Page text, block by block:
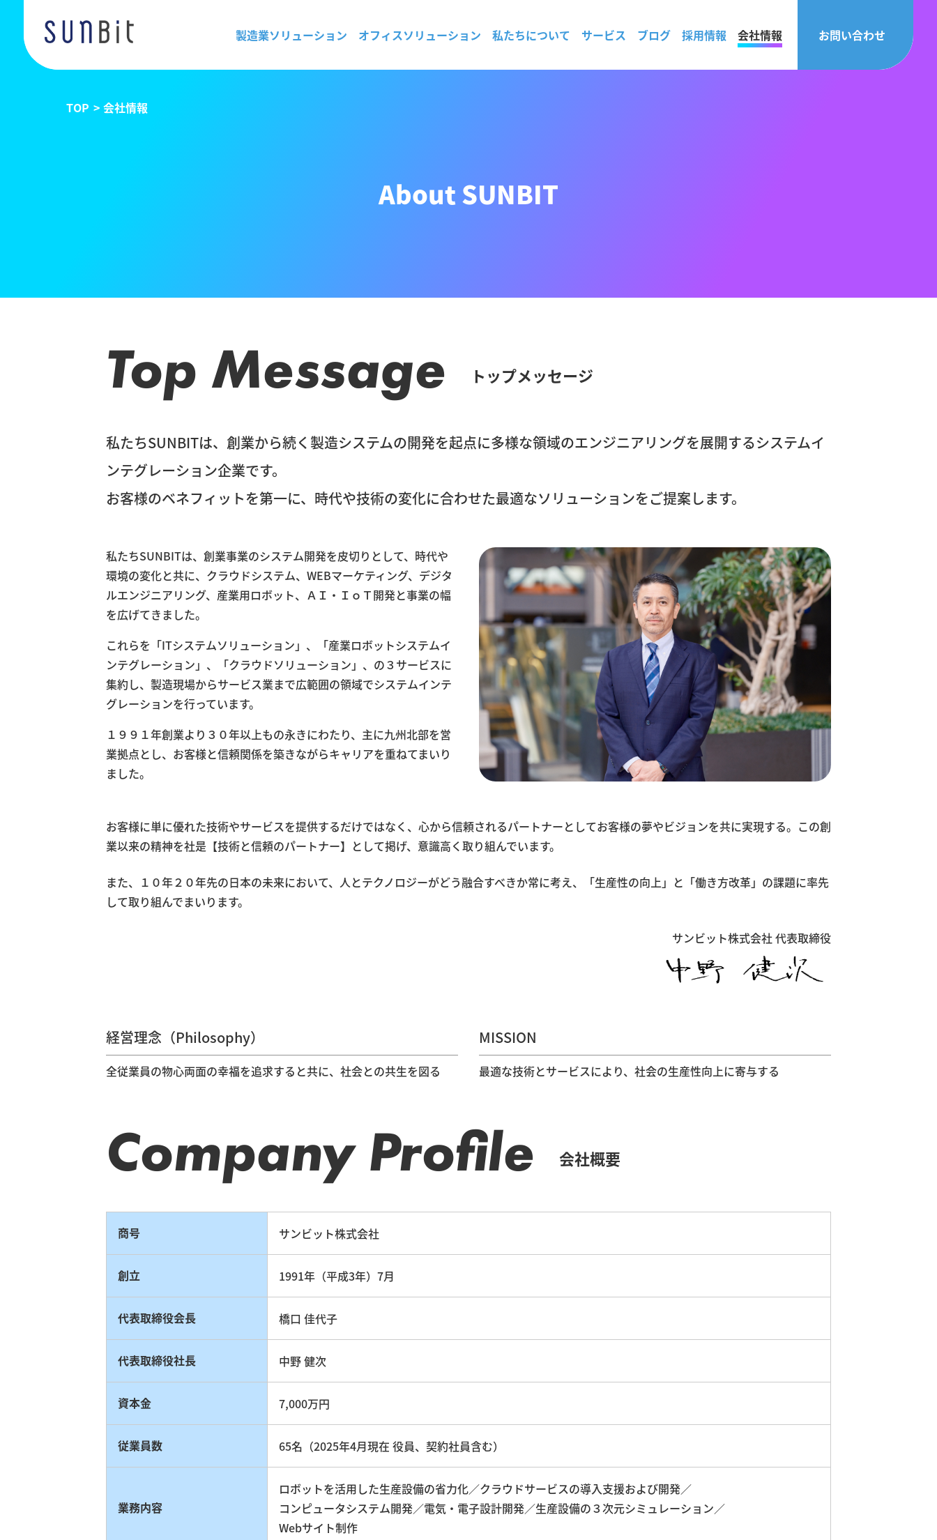
製造業ソリューション オフィスソリューション 私たちについて サービス ブログ 採用情報 会社情報 お問い合わせ
About SUNBIT
Top Message トップメッセージ
私たちSUNBITは、創業から続く製造システムの開発を起点に多様な領域のエンジニアリングを展開するシステムイ
ンテグレーション企業です。
お客様のベネフィットを第一に、時代や技術の変化に合わせた最適なソリューションをご提案します。
私たちSUNBITは、創業事業のシステム開発を皮切りとして、時代や
環境の変化と共に、クラウドシステム、WEBマーケティング、デジタ
ルエンジニアリング、産業用ロボット、ＡＩ・ＩｏＴ開発と事業の幅
を広げてきました。
これらを「ITシステムソリューション」、「産業ロボットシステムイ
ンテグレーション」、「クラウドソリューション」、の３サービスに
集約し、製造現場からサービス業まで広範囲の領域でシステムインテ
グレーションを行っています。
１９９１年創業より３０年以上もの永きにわたり、主に九州北部を営
業拠点とし、お客様と信頼関係を築きながらキャリアを重ねてまいり
ました。
お客様に単に優れた技術やサービスを提供するだけではなく、心から信頼されるパートナーとしてお客様の夢やビジョンを共に実現する。この創
業以来の精神を社是【技術と信頼のパートナー】として掲げ、意識高く取り組んでいます。
また、１０年２０年先の日本の未来において、人とテクノロジーがどう融合すべきか常に考え、「生産性の向上」と「働き方改革」の課題に率先
して取り組んでまいります。
サンビット株式会社 代表取締役
経営理念（Philosophy）
全従業員の物心両面の幸福を追求すると共に、社会との共生を図る
MISSION
最適な技術とサービスにより、社会の生産性向上に寄与する
Company Profile 会社概要
商号 サンビット株式会社
創立 1991年（平成3年）7月
代表取締役会長 橋口 佳代子
代表取締役社長 中野 健次
資本金 7,000万円
従業員数 65名（2025年4月現在 役員、契約社員含む）
業務内容
ロボットを活用した生産設備の省力化／クラウドサービスの導入支援および開発／
コンピュータシステム開発／電気・電子設計開発／生産設備の３次元シミュレーション／
Webサイト制作
TOP 会社情報